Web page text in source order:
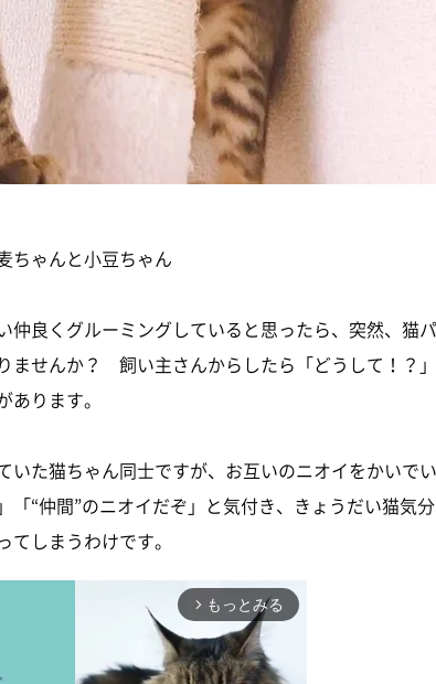
ちゃんと小豆ちゃん
仲良くグルーミングしていると思ったら、突然、猫
ませんか？ 飼い主さんからしたら「どうして！？
ります。
た猫ちゃん同士ですが、お互いのニオイをかいで
“仲間”のニオイだぞ」と気付き、きょうだい猫気
しまうわけです。
arrow_forward_ios もっとみる